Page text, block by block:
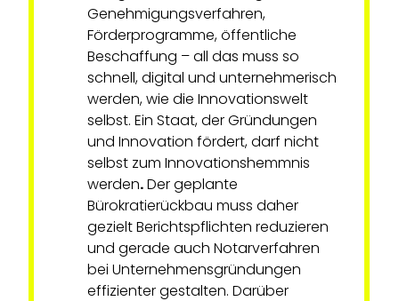
Genehmigungsverfahren,
Förderprogramme, öffentliche
Beschaffung – all das muss so
schnell, digital und unternehmerisch
werden, wie die Innovationswelt
selbst. Ein Staat, der Gründungen
und Innovation fördert, darf nicht
selbst zum Innovationshemmnis
werden.Der geplante
Bürokratierückbau muss daher
gezielt Berichtspflichten reduzieren
und gerade auch Notarverfahren
bei Unternehmensgründungen
effizienter gestalten. Darüber